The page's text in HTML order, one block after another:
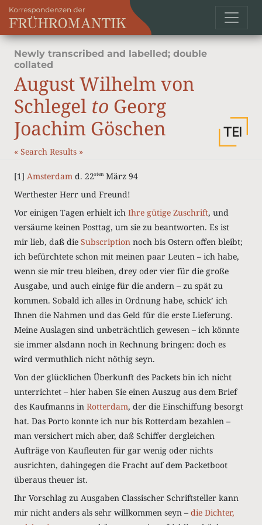
Newly transcribed and labelled; double
collated
August Wilhelm von
Schlegel to Georg
Joachim Göschen
« Search Results »
[1] Amsterdam d. 22sten März 94
Werthester Herr und Freund!
Vor einigen Tagen erhielt ich Ihre gütige Zuschrift, und
versäume keinen Posttag, um sie zu beantworten. Es ist
mir lieb, daß die Subscription noch bis Ostern offen bleibt;
ich befürchtete schon mit meinen paar Leuten – ich habe,
wenn sie mir treu bleiben, drey oder vier für die große
Ausgabe, und auch einige für die andern – zu spät zu
kommen. Sobald ich alles in Ordnung habe, schickʼ ich
Ihnen die Nahmen und das Geld für die erste Lieferung.
Meine Auslagen sind unbeträchtlich gewesen – ich könnte
sie immer alsdann noch in Rechnung bringen: doch es
wird vermuthlich nicht nöthig seyn.
Von der glücklichen Überkunft des Packets bin ich nicht
unterrichtet – hier haben Sie einen Auszug aus dem Brief
des Kaufmanns in Rotterdam, der die Einschiffung besorgt
hat. Das Porto konnte ich nur bis Rotterdam bezahlen –
man versichert mich aber, daß Schiffer dergleichen
Aufträge von Kaufleuten für gar wenig oder nichts
ausrichten, dahingegen die Fracht auf dem Packetboot
überaus theuer ist.
Ihr Vorschlag zu Ausgaben Classischer Schriftsteller kann
mir nicht anders als sehr willkommen seyn – die Dichter,